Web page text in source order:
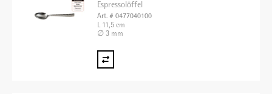
Espressolöffel
Art. # 0477040100
L 11,5 cm
∅ 3 mm